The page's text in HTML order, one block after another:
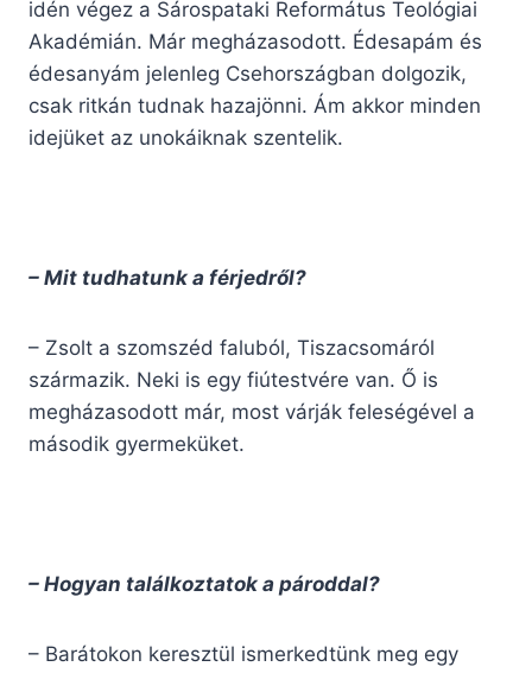
idén végez a Sárospataki Református Teológiai
Akadémián. Már megházasodott. Édesapám és
édesanyám jelenleg Csehországban dolgozik,
csak ritkán tudnak hazajönni. Ám akkor minden
idejüket az unokáiknak szentelik.
– Mit tudhatunk a férjedről?
– Zsolt a szomszéd faluból, Tiszacsomáról
származik. Neki is egy fiútestvére van. Ő is
megházasodott már, most várják feleségével a
második gyermeküket.
– Hogyan találkoztatok a pároddal?
– Barátokon keresztül ismerkedtünk meg egy